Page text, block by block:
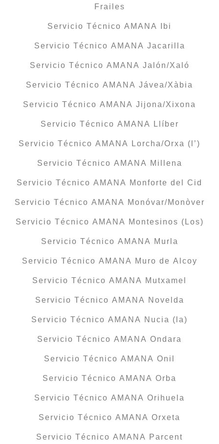
Frailes
Servicio Técnico AMANA Ibi
Servicio Técnico AMANA Jacarilla
Servicio Técnico AMANA Jalón/Xaló
Servicio Técnico AMANA Jávea/Xàbia
Servicio Técnico AMANA Jijona/Xixona
Servicio Técnico AMANA Llíber
Servicio Técnico AMANA Lorcha/Orxa (l’)
Servicio Técnico AMANA Millena
Servicio Técnico AMANA Monforte del Cid
Servicio Técnico AMANA Monóvar/Monòver
Servicio Técnico AMANA Montesinos (Los)
Servicio Técnico AMANA Murla
Servicio Técnico AMANA Muro de Alcoy
Servicio Técnico AMANA Mutxamel
Servicio Técnico AMANA Novelda
Servicio Técnico AMANA Nucia (la)
Servicio Técnico AMANA Ondara
Servicio Técnico AMANA Onil
Servicio Técnico AMANA Orba
Servicio Técnico AMANA Orihuela
Servicio Técnico AMANA Orxeta
Servicio Técnico AMANA Parcent